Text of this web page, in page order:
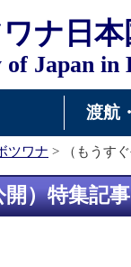
ナ日
of Japan in
渡航
ツワナ > （もうす
）特集記